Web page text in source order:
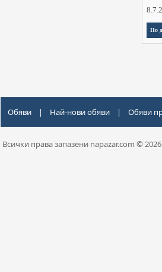
По
Обяви | Най-нови обяви | Обяви
Всички права запазени napazar.com © 2026